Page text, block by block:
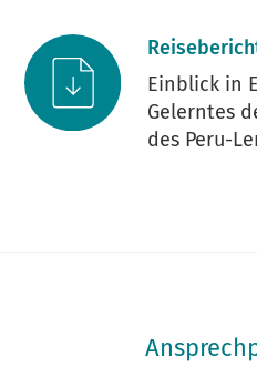
Einblick in
Gelerntes
des Peru-